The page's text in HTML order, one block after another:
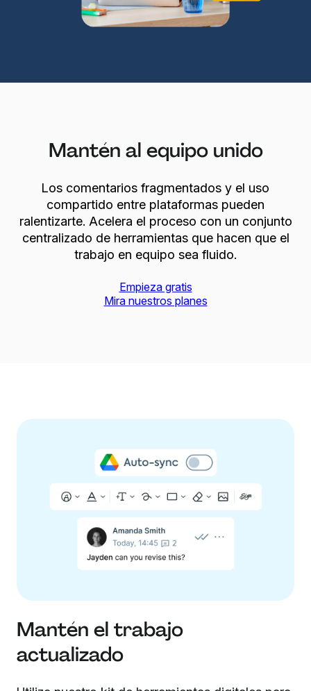
Mantén al equipo unido
Los comentarios fragmentados y el uso
compartido entre plataformas pueden
ralentizarte. Acelera el proceso con un conjunto
centralizado de herramientas que hacen que el
trabajo en equipo sea fluido.
Empieza gratis
Mira nuestros planes
Mantén el trabajo
actualizado